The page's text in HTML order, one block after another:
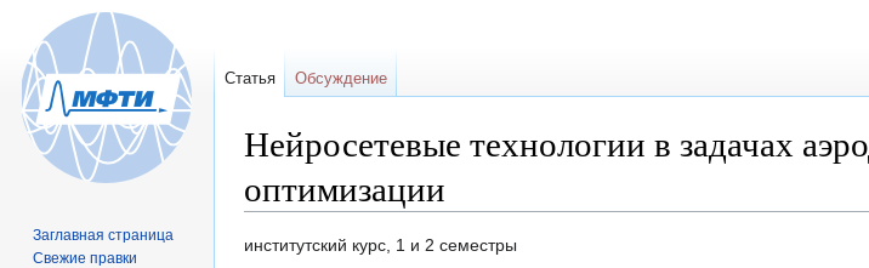
Нейросетевые технологии в задачах
оптимизации
Перейти
Перейти
институтский курс, 1 и 2 семестры
Статья Обсуждение
Заглавная страница
Свежие правки